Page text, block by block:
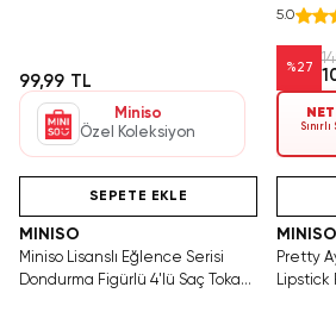
99,99 TL
Miniso
Özel Koleksiyon
5.0
%27
Tükenmeden Satın Al
SEPETE EKLE
MINISO
Miniso Lisanslı Eğlence Serisi
Dondurma Figürlü 4'lü Saç Toka
MINISO
Pretty
Lipstick